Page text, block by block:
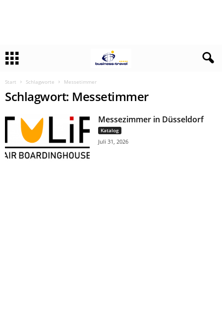
Start Schlagworte Messetimmer
Schlagwort: Messetimmer
Messezimmer in Düsseldorf
Katalog
Juli 31, 2026